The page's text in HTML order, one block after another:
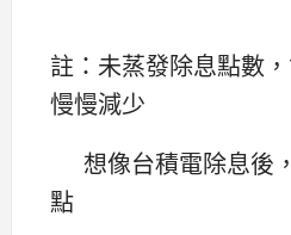
註：未蒸發除息點數
慢慢減少
想像台積電除息後
點